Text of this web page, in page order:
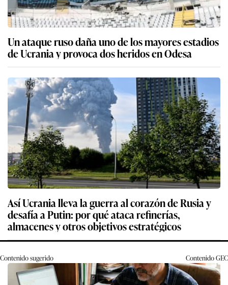
Un ataque ruso daña uno de los mayores estadios
de Ucrania y provoca dos heridos en Odesa
Así Ucrania lleva la guerra al corazón de Rusia y
desafía a Putin: por qué ataca refinerías,
almacenes y otros objetivos estratégicos
Contenido sugerido ContenidoGEC